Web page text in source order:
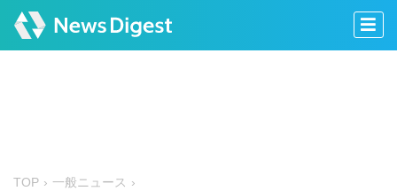
TOP 一般ニュース